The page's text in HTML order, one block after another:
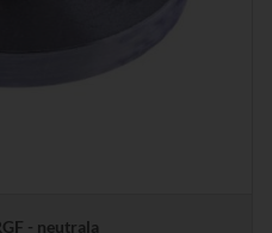
- neutrala